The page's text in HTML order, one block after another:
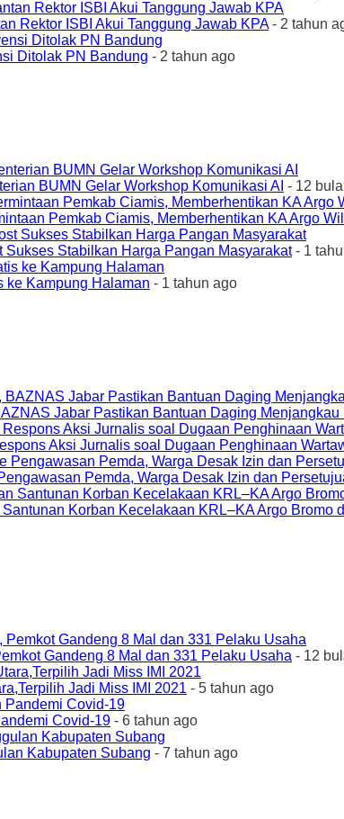
Rektor ISBI Akui Tanggung Jawab KPA- 2 tahun
Ditolak PN Bandung - 2 tahun ago
BUMN Gelar Workshop Komunikasi AI - 12
Pemkab Ciamis, Memberhentikan KA Argo
Sukses Stabilkan Harga Pangan Masyarakat- 1
ke Kampung Halaman - 1 tahun ago
Jabar Pastikan Bantuan Daging Menjangkau
Aksi Jurnalis soal Dugaan Penghinaan
Pemda, Warga Desak Izin dan
Korban Kecelakaan KRL–KA Argo Bromo
Gandeng 8 Mal dan 331 Pelaku Usaha - 12
Jadi Miss IMI 2021 - 5 tahun ago
Covid-19 - 6 tahun ago
Kabupaten Subang - 7 tahun ago